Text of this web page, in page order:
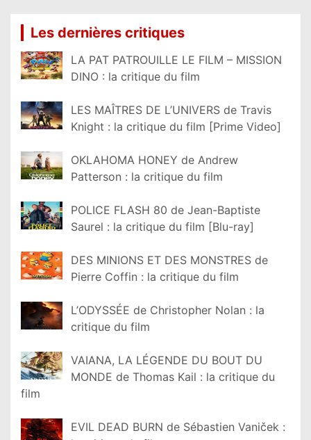
Les dernières critiques
LA PAT PATROUILLE LE FILM – MISSION
DINO : la critique du film
LES MAÎTRES DE L’UNIVERS de Travis
Knight : la critique du film [Prime Video]
OKLAHOMA HONEY de Andrew
Patterson : la critique du film
POLICE FLASH 80 de Jean-Baptiste
Saurel : la critique du film [Blu-ray]
DES MINIONS ET DES MONSTRES de
Pierre Coffin : la critique du film
L’ODYSSÉE de Christopher Nolan : la
critique du film
VAIANA, LA LÉGENDE DU BOUT DU
MONDE de Thomas Kail : la critique du
film
EVIL DEAD BURN de Sébastien Vaniček :